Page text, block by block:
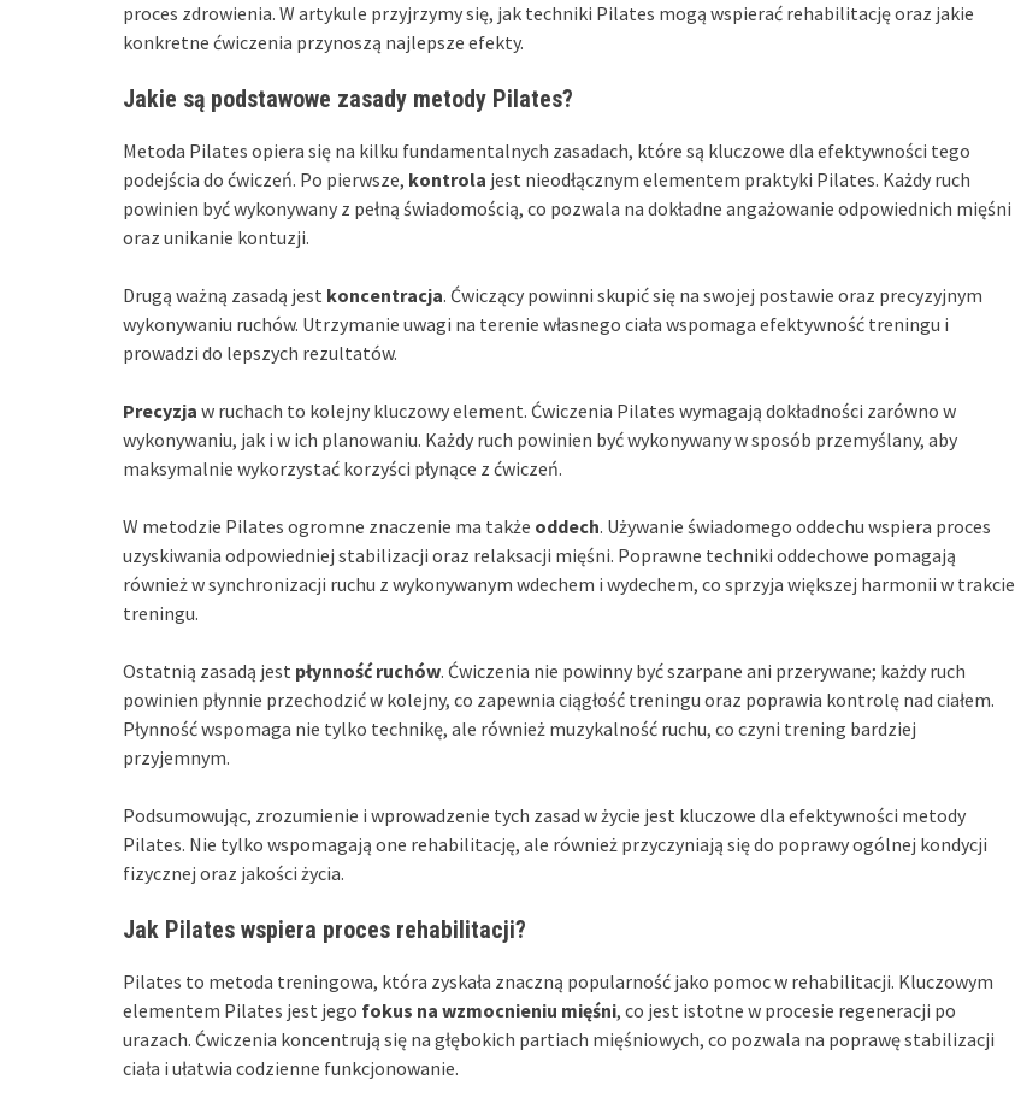
proces zdrowienia. W artykule przyjrzymy się, jak techniki Pilates mogą wspierać rehabilitację oraz jakie
konkretne ćwiczenia przynoszą najlepsze efekty.
Jakie są podstawowe zasady metody Pilates?
Metoda Pilates opiera się na kilku fundamentalnych zasadach, które są kluczowe dla efektywności tego
podejścia do ćwiczeń. Po pierwsze, kontrola jest nieodłącznym elementem praktyki Pilates. Każdy ruch
powinien być wykonywany z pełną świadomością, co pozwala na dokładne angażowanie odpowiednich mięśni
oraz unikanie kontuzji.
Drugą ważną zasadą jest koncentracja. Ćwiczący powinni skupić się na swojej postawie oraz precyzyjnym
wykonywaniu ruchów. Utrzymanie uwagi na terenie własnego ciała wspomaga efektywność treningu i
prowadzi do lepszych rezultatów.
Precyzja w ruchach to kolejny kluczowy element. Ćwiczenia Pilates wymagają dokładności zarówno w
wykonywaniu, jak i w ich planowaniu. Każdy ruch powinien być wykonywany w sposób przemyślany, aby
maksymalnie wykorzystać korzyści płynące z ćwiczeń.
W metodzie Pilates ogromne znaczenie ma także oddech. Używanie świadomego oddechu wspiera proces
uzyskiwania odpowiedniej stabilizacji oraz relaksacji mięśni. Poprawne techniki oddechowe pomagają
również w synchronizacji ruchu z wykonywanym wdechem i wydechem, co sprzyja większej harmonii w trakcie
treningu.
Ostatnią zasadą jest płynność ruchów. Ćwiczenia nie powinny być szarpane ani przerywane; każdy ruch
powinien płynnie przechodzić w kolejny, co zapewnia ciągłość treningu oraz poprawia kontrolę nad ciałem.
Płynność wspomaga nie tylko technikę, ale również muzykalność ruchu, co czyni trening bardziej
przyjemnym.
Podsumowując, zrozumienie i wprowadzenie tych zasad w życie jest kluczowe dla efektywności metody
Pilates. Nie tylko wspomagają one rehabilitację, ale również przyczyniają się do poprawy ogólnej kondycji
fizycznej oraz jakości życia.
Jak Pilates wspiera proces rehabilitacji?
Pilates to metoda treningowa, która zyskała znaczną popularność jako pomoc w rehabilitacji. Kluczowym
elementem Pilates jest jego fokus na wzmocnieniu mięśni, co jest istotne w procesie regeneracji po
urazach. Ćwiczenia koncentrują się na głębokich partiach mięśniowych, co pozwala na poprawę stabilizacji
ciała i ułatwia codzienne funkcjonowanie.